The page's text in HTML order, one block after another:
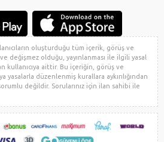
oluşturduğu tüm içerik, görüş ve
değişmez olduğu, yayınlanması ile ilgili yasal
kullanıcıya aittir. Bu içeriğin, görüş ve
yasalarla düzenlenmiş kurallara aykırılığından
değildir. Sorularınız için ilan sahibi ile